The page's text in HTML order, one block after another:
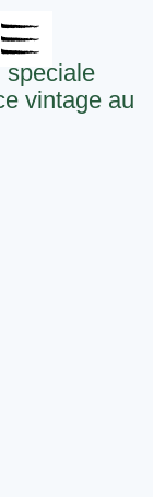
spéciale
vintage au